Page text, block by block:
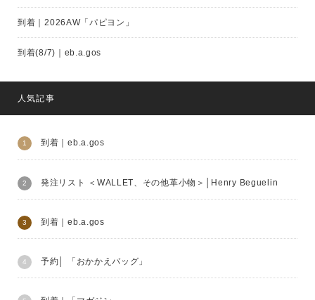
到着｜2026AW「パピヨン」
到着(8/7)｜eb.a.gos
人気記事
到着｜eb.a.gos
発注リスト ＜WALLET、その他革小物＞│Henry Beguelin
到着｜eb.a.gos
予約│ 「おかかえバッグ」